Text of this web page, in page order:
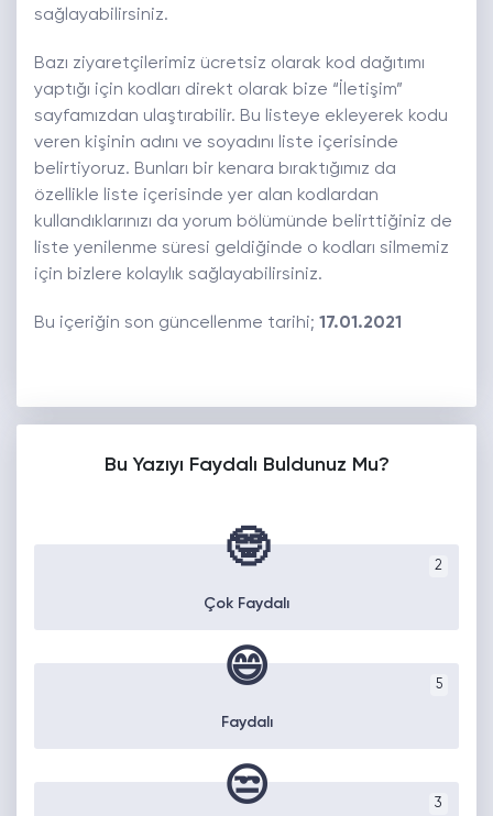
sağlayabilirsiniz.
Bazı ziyaretçilerimiz ücretsiz olarak kod dağıtımı
yaptığı için kodları direkt olarak bize “ İletişim”
sayfamızdan ulaştırabilir. Bu listeye ekleyerek kodu
veren kişinin adını ve soyadını liste içerisinde
belirtiyoruz. Bunları bir kenara bıraktığımız da
özellikle liste içerisinde yer alan kodlardan
kullandıklarınızı da yorum bölümünde belirttiğiniz de
liste yenilenme süresi geldiğinde o kodları silmemiz
için bizlere kolaylık sağlayabilirsiniz.
Bu içeriğin son güncellenme tarihi; 17.01.2021
Bu Yazıyı Faydalı Buldunuz Mu?
2
🤓
Çok Faydalı
5
😄
Faydalı
3
😒